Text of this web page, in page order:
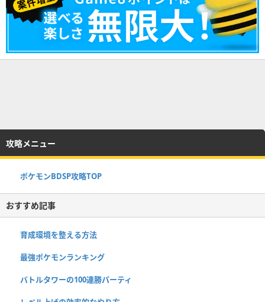
攻略メニュー
ポケモンBDSP攻略TOP
おすすめ記事
育成環境を整える方法
最強ポケモンランキング
バトルタワーの100連勝パーティ